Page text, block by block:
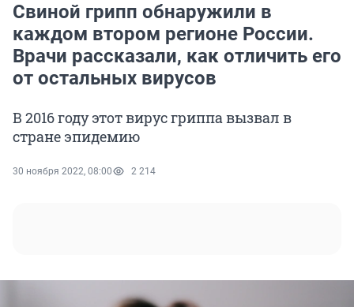
Свиной грипп обнаружили в
каждом втором регионе России.
Врачи рассказали, как отличить его
от остальных вирусов
В 2016 году этот вирус гриппа вызвал в
стране эпидемию
30 ноября 2022, 08:00 2 214